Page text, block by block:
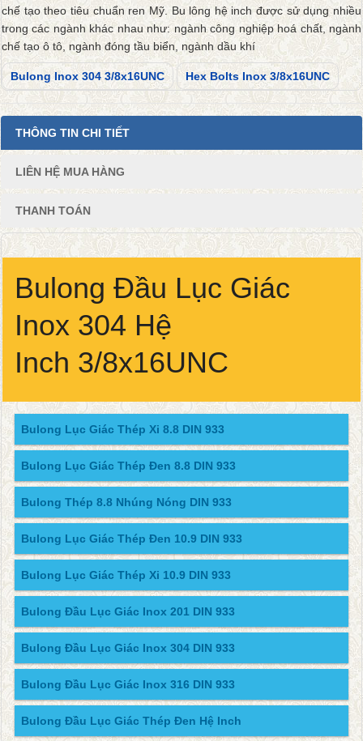
chế tạo theo tiêu chuẩn ren Mỹ. Bu lông hệ inch được sử dụng nhiều
trong các ngành khác nhau như: ngành công nghiệp hoá chất, ngành
chế tạo ô tô, ngành đóng tầu biển, ngành dầu khí
Bulong Inox 304 3/8x16UNC Hex Bolts Inox 3/8x16UNC
THÔNG TIN CHI TIẾT
LIÊN HỆ MUA HÀNG
THANH TOÁN
Bulong Đầu Lục Giác
Inox 304 Hệ
Inch 3/8x16UNC
Bulong Lục Giác Thép Xi 8.8 DIN 933
Bulong Lục Giác Thép Đen 8.8 DIN 933
Bulong Thép 8.8 Nhúng Nóng DIN 933
Bulong Lục Giác Thép Đen 10.9 DIN 933
Bulong Lục Giác Thép Xi 10.9 DIN 933
Bulong Đầu Lục Giác Inox 201 DIN 933
Bulong Đầu Lục Giác Inox 304 DIN 933
Bulong Đầu Lục Giác Inox 316 DIN 933
Bulong Đầu Lục Giác Thép Đen Hệ Inch